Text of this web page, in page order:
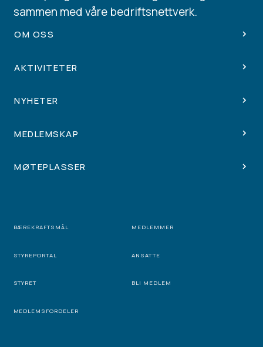
sammen med våre bedriftsnettverk.
OM OSS
AKTIVITETER
NYHETER
MEDLEMSKAP
MØTEPLASSER
BÆREKRAFTSMÅL MEDLEMMER
STYREPORTAL ANSATTE
STYRET BLI MEDLEM
MEDLEMSFORDELER